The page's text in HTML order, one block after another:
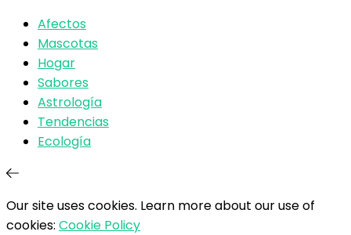
Afectos
Mascotas
Hogar
Sabores
Astrología
Tendencias
Ecología
Our site uses cookies. Learn more about our use of
cookies: Cookie Policy